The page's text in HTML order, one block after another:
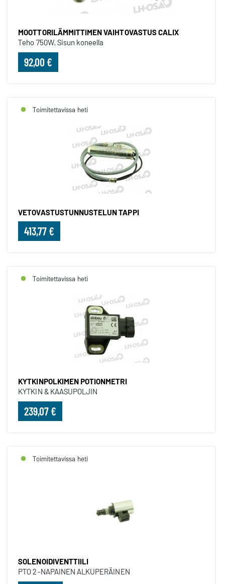
MOOTTORILÄMMITTIMEN VAIHTOVASTUS CALIX
Teho 750W, Sisun koneella
92,00 €
Toimitettavissa heti
VETOVASTUSTUNNUSTELUN TAPPI
413,77 €
Toimitettavissa heti
KYTKINPOLKIMEN POTIONMETRI
KYTKIN & KAASUPOLJIN
239,07 €
Toimitettavissa heti
SOLENOIDIVENTTIILI
PTO 2-NAPAINEN ALKUPERÄINEN